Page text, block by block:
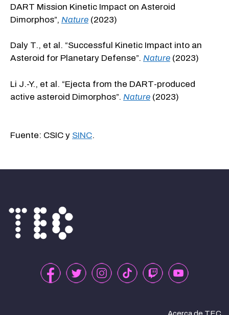
DART Mission Kinetic Impact on Asteroid
Dimorphos”, Nature (2023)
Daly T., et al. “Successful Kinetic Impact into an
Asteroid for Planetary Defense”. Nature (2023)
Li J.-Y., et al. “Ejecta from the DART-produced
active asteroid Dimorphos”. Nature (2023)
Fuente: CSIC y SINC.
Acerca de TEC